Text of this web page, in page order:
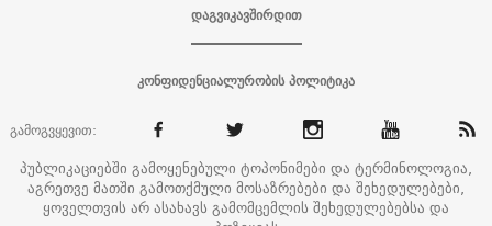
დაგვიკავშირდით
კონფიდენციალურობის პოლიტიკა
გამოგვყევით:
პუბლიკაციებში გამოყენებული ტოპონიმები და ტერმინოლოგია,
აგრეთვე მათში გამოთქმული მოსაზრებები და შეხედულებები,
ყოველთვის არ ასახავს გამომცემლის შეხედულებებსა და